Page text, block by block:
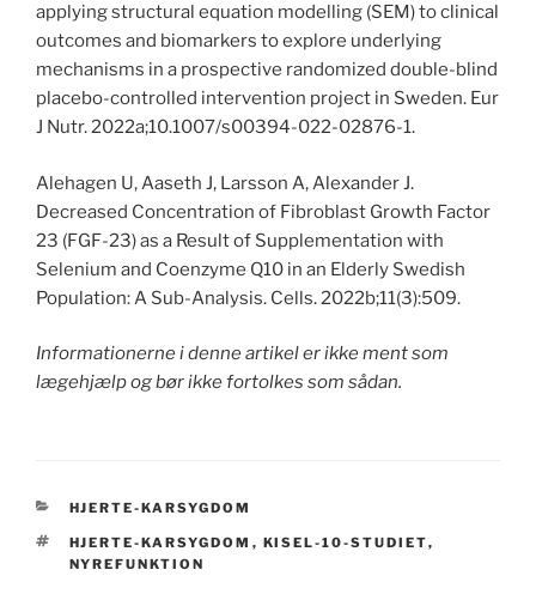
applying structural equation modelling (SEM) to clinical
outcomes and biomarkers to explore underlying
mechanisms in a prospective randomized double-blind
placebo-controlled intervention project in Sweden. Eur
J Nutr. 2022a;10.1007/s00394-022-02876-1.
Alehagen U, Aaseth J, Larsson A, Alexander J.
Decreased Concentration of Fibroblast Growth Factor
23 (FGF-23) as a Result of Supplementation with
Selenium and Coenzyme Q10 in an Elderly Swedish
Population: A Sub-Analysis. Cells. 2022b;11(3):509.
Informationerne i denne artikel er ikke ment som
lægehjælp og bør ikke fortolkes som sådan.
CATEGORIES
HJERTE-KARSYGDOM
TAGS
HJERTE-KARSYGDOM , KISEL-10-STUDIET,
NYREFUNKTION